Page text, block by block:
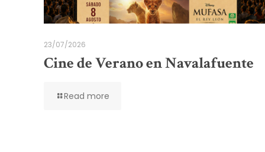
23/07/2026
Cine de Verano en Navalafuente
Read more